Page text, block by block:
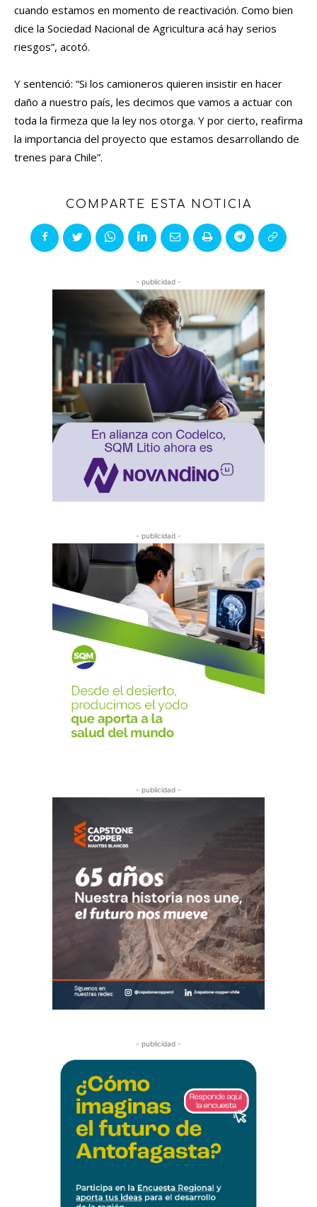
cuando estamos en momento de reactivación. Como bien
dice la Sociedad Nacional de Agricultura acá hay serios
riesgos”, acotó.
Y sentenció: “Si los camioneros quieren insistir en hacer
daño a nuestro país, les decimos que vamos a actuar con
toda la firmeza que la ley nos otorga. Y por cierto, reafirma
la importancia del proyecto que estamos desarrollando de
trenes para Chile”.
COMPARTE ESTA NOTICIA
- publicidad -
- publicidad -
- publicidad -
- publicidad -